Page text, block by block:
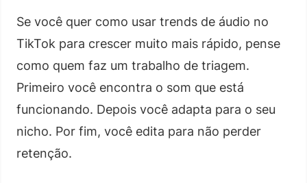
Se você quer como usar trends de áudio no
TikTok para crescer muito mais rápido, pense
como quem faz um trabalho de triagem.
Primeiro você encontra o som que está
funcionando. Depois você adapta para o seu
nicho. Por fim, você edita para não perder
retenção.